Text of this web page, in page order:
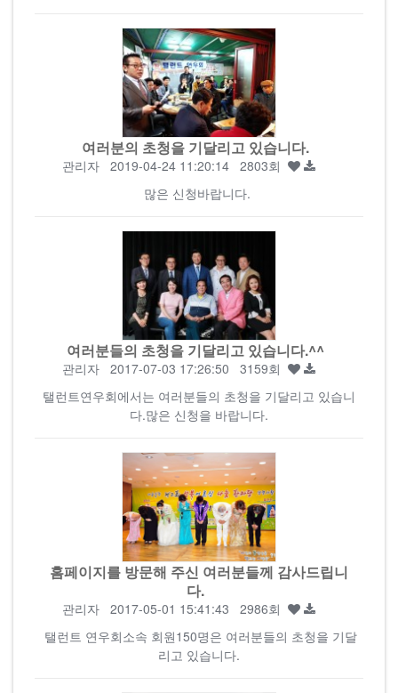
여러분의 초청을 기달리고 있습니다.
관리자2019-04-24 11:20:14 2803회
많은 신청바랍니다.
여러분들의 초청을 기달리고 있습니다.^^
관리자2017-07-03 17:26:50 3159회
탤런트연우회에서는 여러분들의 초청을 기달리고 있습니
다.많은 신청을 바랍니다.
홈페이지를 방문해 주신 여러분들께 감사드립니
다.
관리자2017-05-01 15:41:43 2986회
탤런트 연우회소속 회원150명은 여러분들의 초청을 기달
리고 있습니다.